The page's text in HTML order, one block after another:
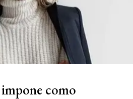
como